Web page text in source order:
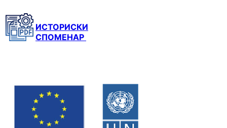
ИСТОРИСКИ
СПОМЕНАР